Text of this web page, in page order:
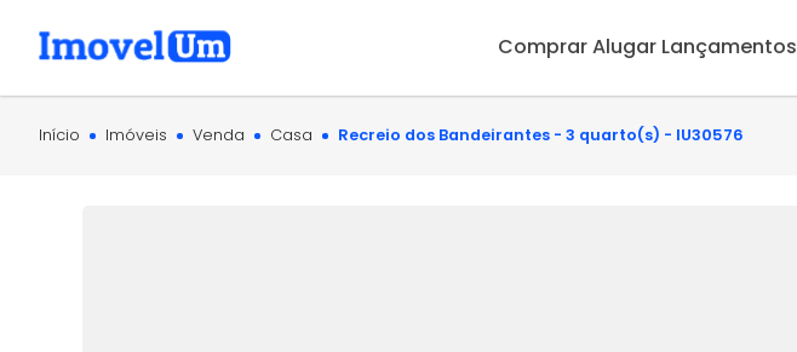
ComprarAlugar Lançamentos
Início Imóveis Venda Casa Recreio dos Bandeirantes - 3 quarto(s) - IU30576